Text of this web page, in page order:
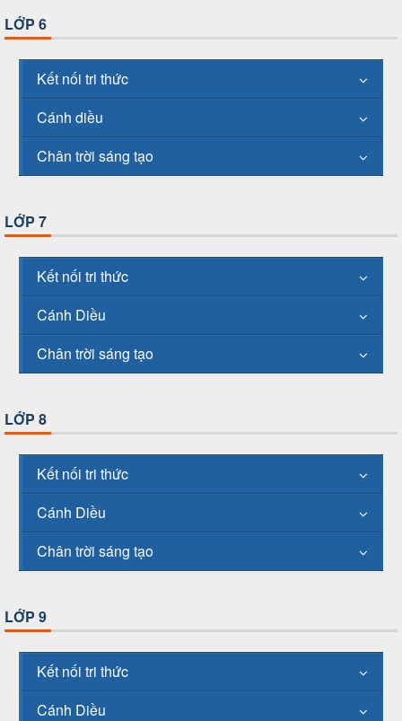
LỚP 6
Kết nối tri thức
Cánh diều
Chân trời sáng tạo
LỚP 7
Kết nối tri thức
Cánh Diều
Chân trời sáng tạo
LỚP 8
Kết nối tri thức
Cánh Diều
Chân trời sáng tạo
LỚP 9
Kết nối tri thức
Cánh Diều